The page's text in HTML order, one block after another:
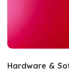
Hardware &